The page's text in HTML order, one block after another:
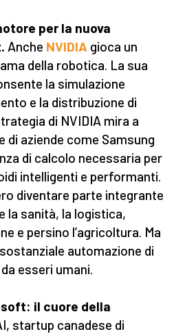
per la nuova
Anche NVIDIA gioca un
della robotica. La sua
la simulazione
e la distribuzione di
di NVIDIA mira a
di aziende come Samsung
di calcolo necessaria per
intelligenti e performanti.
diventare parte integrante
la sanità, la logistica,
e persino l’agricoltura. Ma
automazione di
esseri umani.
il cuore della
startup canadese di